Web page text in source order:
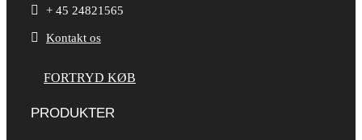
 + 45 24821565
 Kontakt os
FORTRYD KØB
PRODUKTER